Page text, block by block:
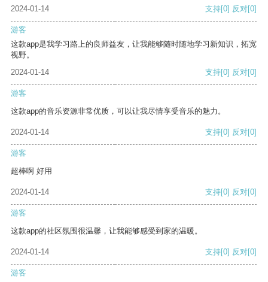
2024-01-14
支持[0] 反对[0]
游客
这款app是我学习路上的良师益友，让我能够随时随地学习新知识，拓宽
视野。
2024-01-14
支持[0] 反对[0]
游客
这款app的音乐资源非常优质，可以让我尽情享受音乐的魅力。
2024-01-14 支持[0] 反对[0]
游客
超棒啊 好用
2024-01-14 支持[0] 反对[0]
游客
这款app的社区氛围很温馨，让我能够感受到家的温暖。
2024-01-14 支持[0] 反对[0]
游客